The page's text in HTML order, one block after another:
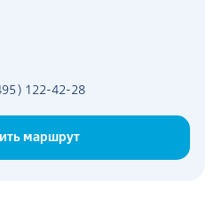
122-42-28
маршрут